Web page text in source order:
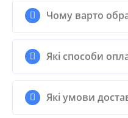
Чому варто
Які способи
Які умови